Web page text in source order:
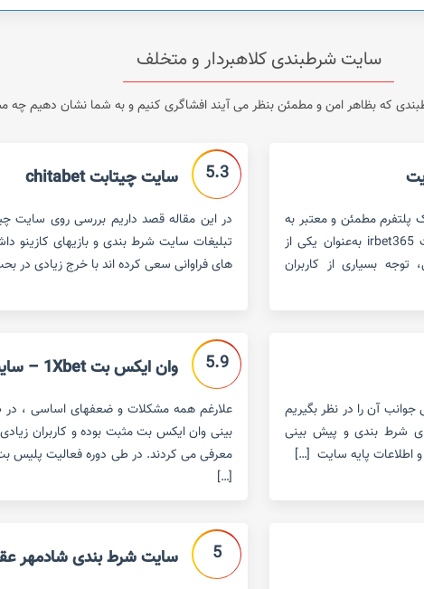
سایت شرطبندی کلاهبردار و متخلف
که بظاهر امن و مطمئن بنظر می آیند افشاگری کنیم و به شما نشان دهیم چه
پلتفرم مطمئن و معتبر به
یکی از دغدغه‌های اصلی کاربران تبدیل شده است. در این میان، سایت irbet365 به‌عنوان یکی از
بسیاری از کاربران
5.3 سایت چیتابت chitabet
تبلیغات سایت شرط بندی و بازیهای کازینو
های فراوانی سعی کرده اند با خرج زیادی در
آن را در نظر بگیریم
شرط بندی و پیش بینی
اطلاعات پایه سایت […]
5.9 وان ایکس بت 1Xbet – سایت مطمئن شرط بندی یا کلاهبردار
علارغم همه مشکلات و ضعفهای اساسی ،
بینی وان ایکس بت مثبت بوده و کاربران
معرفی می کردند. در طی دوره فعالیت پلیس
[…]
5 سایت شرط بندی شادمهر